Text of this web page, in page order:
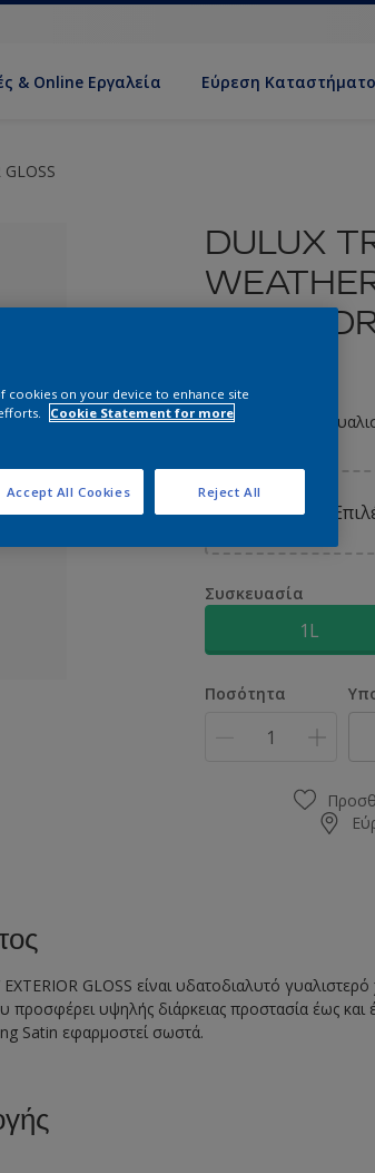
& Online Εργαλεία Εύρεση
DULUX
QUICK
Ριπολίνη Νερού
Συσκευασία
1L
Ποσότητα
GLOSS είναι υδατοδιαλυτό
προσφέρει υψηλής διάρκειας προστασία έως
Satin εφαρμοστεί σωστά.
cookies on your device to enhance site
Cookie Statement for more
Reject All
Accept All Cookies